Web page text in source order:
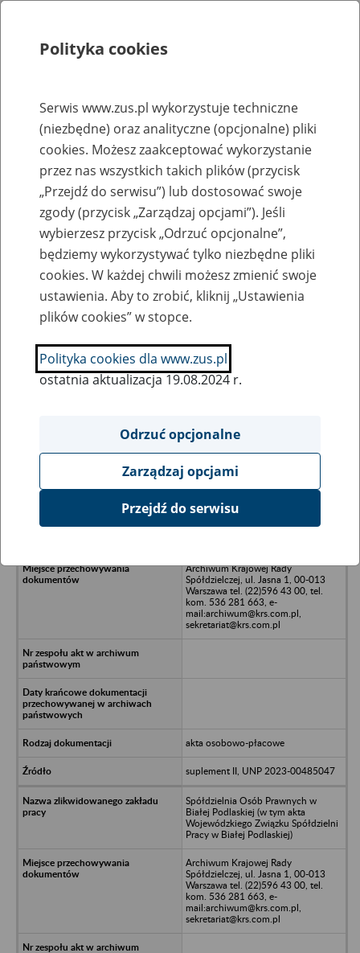
Rejestry, ewidencje i archiwa
Baza zlikwidowanych lub
przekształconych zakładów pracy
Nazwa zakładu pracy:
SZUKAJ
Ukryj wszystkie pozycje bazy
Remontowo-Budowlana
Archiwum Krajowej Rady
Spółdzielczej, ul. Jasna 1, 00-013
Warszawa tel. (22)596 43 00, tel.
kom. 536 281 663, e-
mail:archiwum@krs.com.pl,
sekretariat@krs.com.pl
akta osobowo-płacowe
suplement II, UNP 2023-00485047
Spółdzielnia Osób Prawnych w
Białej Podlaskiej (w tym akta
Wojewódzkiego Związku Spółdzielni
Pracy w Białej Podlaskiej)
Archiwum Krajowej Rady
Spółdzielczej, ul. Jasna 1, 00-013
Warszawa tel. (22)596 43 00, tel.
kom. 536 281 663, e-
mail:archiwum@krs.com.pl,
sekretariat@krs.com.pl
Polityka cookies
Serwis www.zus.pl wykorzystuje techniczne
(niezbędne) oraz analityczne (opcjonalne) pliki
cookies. Możesz zaakceptować wykorzystanie
przez nas wszystkich takich plików (przycisk
„Przejdź do serwisu”) lub dostosować swoje
zgody (przycisk „Zarządzaj opcjami”). Jeśli
wybierzesz przycisk „Odrzuć opcjonalne”,
będziemy wykorzystywać tylko niezbędne pliki
cookies. W każdej chwili możesz zmienić swoje
ustawienia. Aby to zrobić, kliknij „Ustawienia
plików cookies” w stopce.
Polityka cookies dla www.zus.pl
ostatnia aktualizacja 19.08.2024 r.
Odrzuć opcjonalne
Zarządzaj opcjami
Przejdź do serwisu